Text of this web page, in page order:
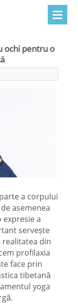
ochi pentru o
a corpului
asemenea
expresie a
servește
din
profilaxia
face prin
tibetană
yoga